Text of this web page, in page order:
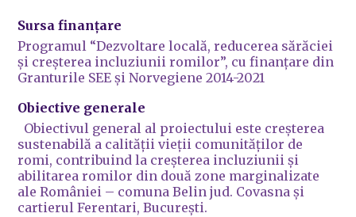
Sursa finanțare
Programul “Dezvoltare locală, reducerea sărăciei
și creșterea incluziunii romilor”, cu finanțare din
Granturile SEE și Norvegiene 2014-2021
Obiective generale
Obiectivul general al proiectului este creșterea
sustenabilă a calității vieții comunităților de
romi, contribuind la creșterea incluziunii și
abilitarea romilor din două zone marginalizate
ale României – comuna Belin jud. Covasna și
cartierul Ferentari, București.